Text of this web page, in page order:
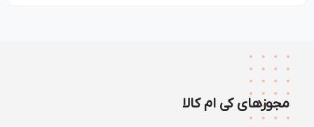
مجوزهای کی ام کالا